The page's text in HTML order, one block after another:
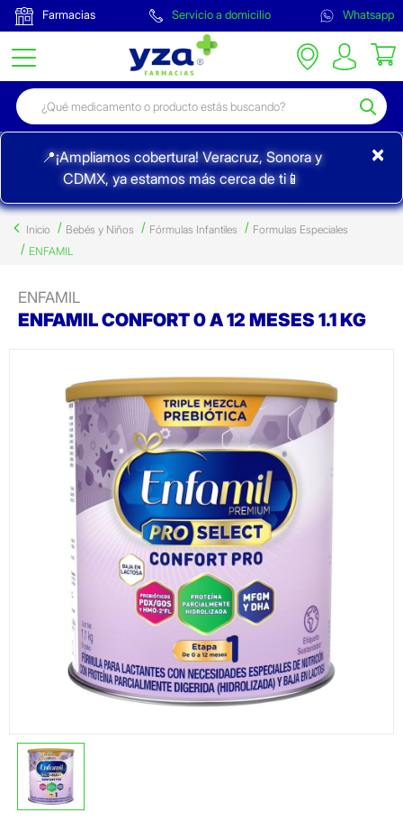
Farmacias Servicio a domicilio Whatsapp
📍¡Ampliamos cobertura! Veracruz, Sonora y
CDMX, ya estamos más cerca de ti📱
×
Inicio Bebés y Niños Fórmulas Infantiles
Formulas Especiales
ENFAMIL
ENFAMIL
ENFAMIL CONFORT 0 A 12 MESES 1.1 KG